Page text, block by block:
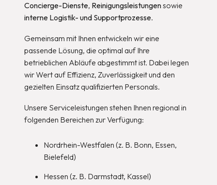
Concierge-Dienste, Reinigungsleistungensowie
interne Logistik- und Supportprozesse.
Gemeinsam mit Ihnen entwickeln wir eine
passende Lösung, die optimal auf Ihre
betrieblichen Abläufe abgestimmt ist. Dabei legen
wir Wert auf Effizienz, Zuverlässigkeit und den
gezielten Einsatz qualifizierten Personals.
Unsere Serviceleistungen stehen Ihnen regional in
folgenden Bereichen zur Verfügung:
Nordrhein-Westfalen (z. B. Bonn, Essen,
Bielefeld)
Hessen (z. B. Darmstadt, Kassel)